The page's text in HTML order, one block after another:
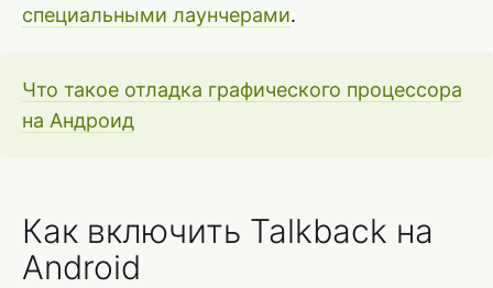
специальными лаунчерами.
Что такое отладка графического процессора
на Андроид
Как включить Talkback на
Android